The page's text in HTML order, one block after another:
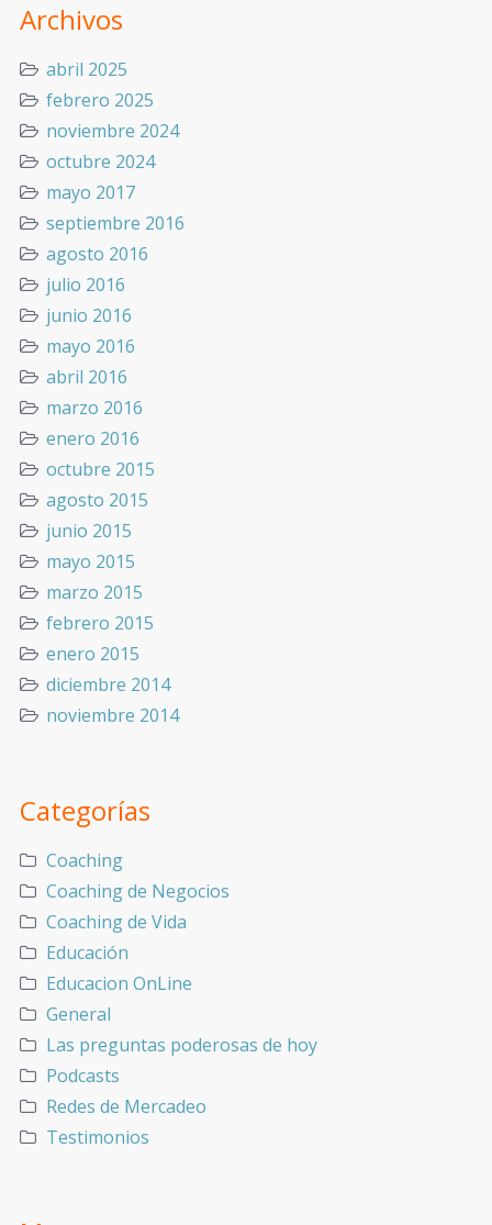
Archivos
abril 2025
febrero 2025
noviembre 2024
octubre 2024
mayo 2017
septiembre 2016
agosto 2016
julio 2016
junio 2016
mayo 2016
abril 2016
marzo 2016
enero 2016
octubre 2015
agosto 2015
junio 2015
mayo 2015
marzo 2015
febrero 2015
enero 2015
diciembre 2014
noviembre 2014
Categorías
Coaching
Coaching de Negocios
Coaching de Vida
Educación
Educacion OnLine
General
Las preguntas poderosas de hoy
Podcasts
Redes de Mercadeo
Testimonios